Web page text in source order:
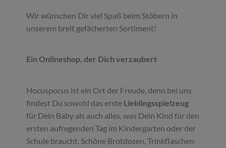
Wir wünschen Dir viel Spaß beim Stöbern in
unserem breit gefächerten Sortiment!
Ein Onlineshop, der Dich verzaubert
Hocuspocus ist ein Ort der Freude, denn bei uns
findest Du sowohl das erste Lieblingsspielzeug
für Dein Baby als auch alles, was Dein Kind für den
ersten aufregenden Tag im Kindergarten oder der
Schule braucht. Schöne Brotdosen, Trinkflaschen